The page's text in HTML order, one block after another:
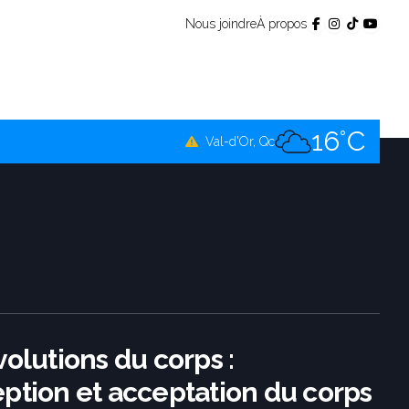
Nous joindreÀ propos
Val-d'Or, Qc 16°C
du corps :
et acceptation du corps